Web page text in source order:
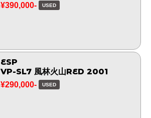
¥390,000- USED
ESP
VP-SL7 風林火山RED 2001
¥290,000- USED